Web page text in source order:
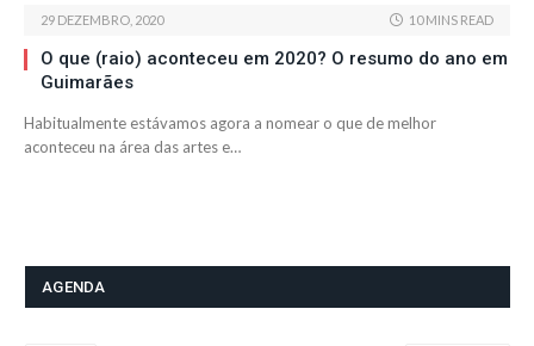
29 DEZEMBRO, 2020 10 MINS READ
O que (raio) aconteceu em 2020? O resumo do ano em
Guimarães
Habitualmente estávamos agora a nomear o que de melhor
aconteceu na área das artes e…
AGENDA